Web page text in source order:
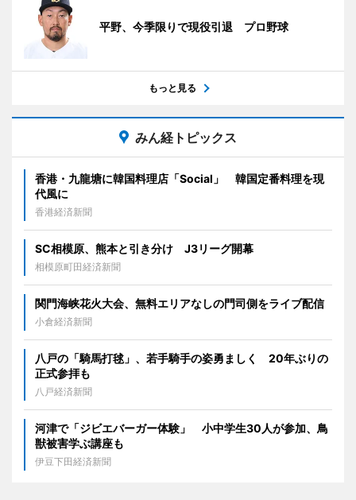
平野、今季限りで現役引退 プロ野球
もっと見る
みん経トピックス
香港・九龍塘に韓国料理店「Social」 韓国定番料理を現
代風に
香港経済新聞
SC相模原、熊本と引き分け J3リーグ開幕
相模原町田経済新聞
関門海峡花火大会、無料エリアなしの門司側をライブ配信
小倉経済新聞
八戸の「騎馬打毬」、若手騎手の姿勇ましく 20年ぶりの
正式参拝も
八戸経済新聞
河津で「ジビエバーガー体験」 小中学生30人が参加、鳥
獣被害学ぶ講座も
伊豆下田経済新聞